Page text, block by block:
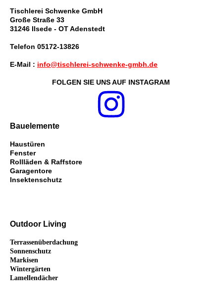
Tischlerei Schwenke GmbH
Große Straße 33
31246 Ilsede - OT Adenstedt
Telefon 05172-13826
E-Mail : info@tischlerei-schwenke-gmbh.de
FOLGEN SIE UNS AUF INSTAGRAM
Bauelemente
Haustüren
Fenster
Rollläden & Raffstore
Garagentore
Insektenschutz
Outdoor Living
Terrassenüberdachung
Sonnenschutz
Markisen
Wintergärten
Lamellendächer